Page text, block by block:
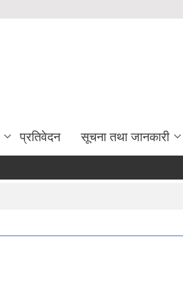
प्रतिवेदन सूचना तथा जानकारी